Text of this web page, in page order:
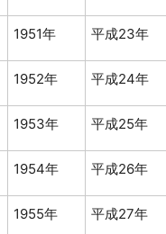
1951年 平成23年
1952年 平成24年
1953年 平成25年
1954年 平成26年
1955年 平成27年